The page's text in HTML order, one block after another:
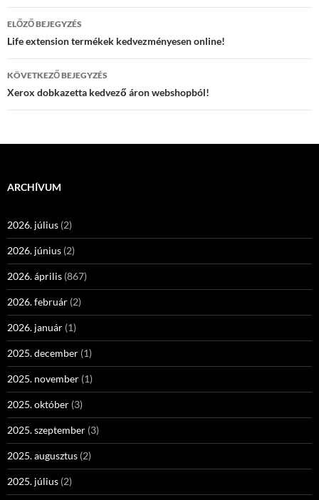
Bejegyzések
navigációja
ELŐZŐ BEJEGYZÉS
Life extension termékek kedvezményesen online!
KÖVETKEZŐ BEJEGYZÉS
Xerox dobkazetta kedvező áron webshopból!
ARCHÍVUM
2026. július (2)
2026. június (2)
2026. április (867)
2026. február (2)
2026. január (1)
2025. december (1)
2025. november (1)
2025. október (3)
2025. szeptember (3)
2025. augusztus (2)
2025. július (2)